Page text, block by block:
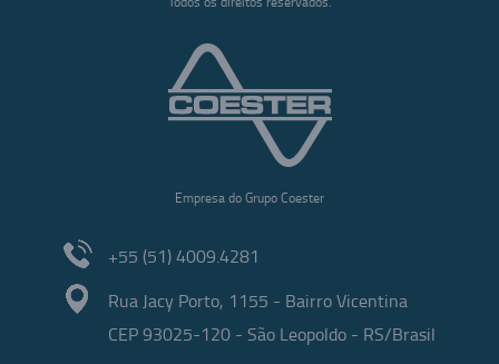
Empresa do Grupo Coester
+55 (51) 4009.4281
Rua Jacy Porto, 1155 - Bairro Vicentina
CEP 93025-120 - São Leopoldo - RS/Brasil